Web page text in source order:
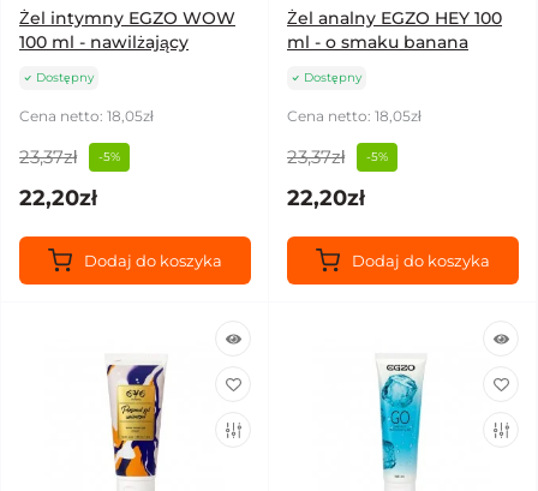
Żel intymny EGZO WOW
100 ml - nawilżający
Dostępny
Cena netto: 18,05zł
23,37zł -5%
22,20zł
Dodaj do koszyka
Żel analny EGZO HEY 100
ml - o smaku banana
Dostępny
Cena netto: 18,05zł
23,37zł -5%
22,20zł
Dodaj do koszyka